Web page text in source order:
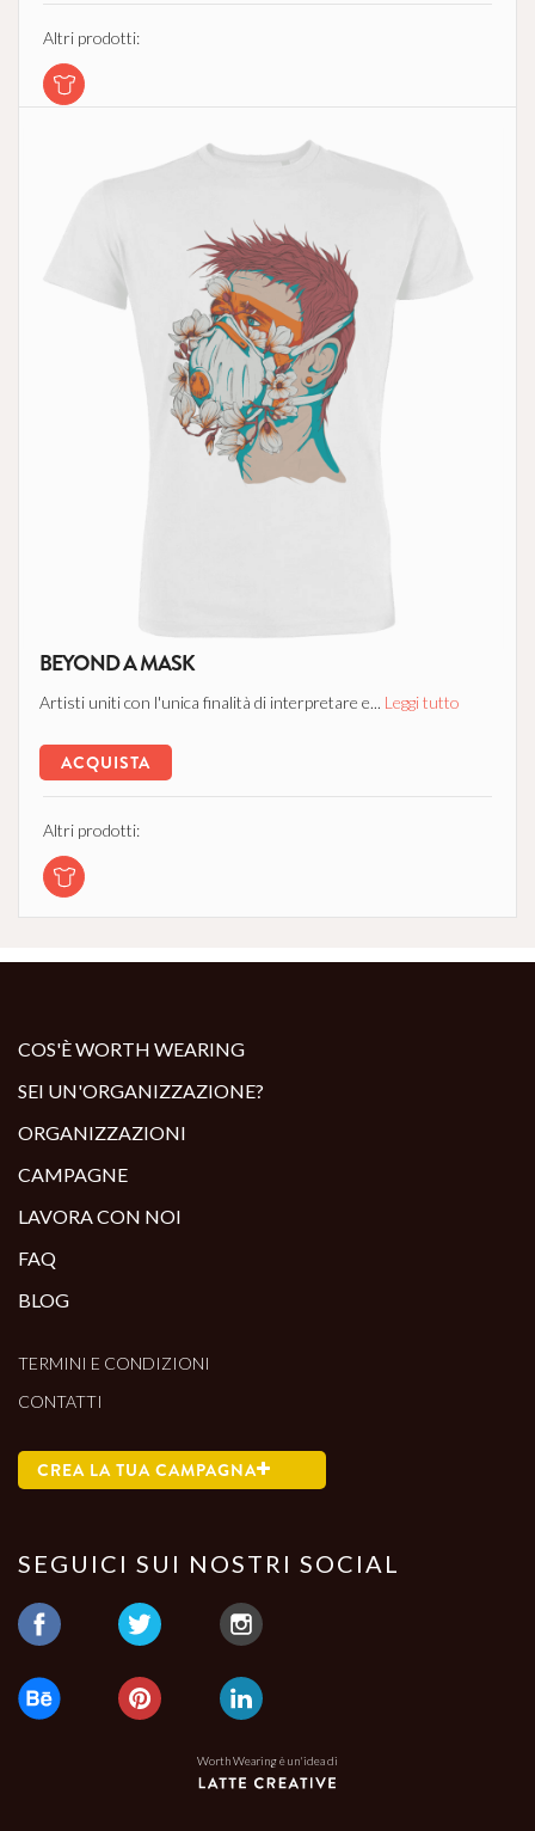
Altri prodotti:
BEYOND A MASK
Artisti uniti con l'unica finalità di interpretare e... Leggi tutto
ACQUISTA
Altri prodotti:
COS'È WORTH WEARING
SEI UN'ORGANIZZAZIONE?
ORGANIZZAZIONI
CAMPAGNE
LAVORA CON NOI
FAQ
BLOG
TERMINI E CONDIZIONI
CONTATTI
CREA LA TUA CAMPAGNA
SEGUICI SUI NOSTRI SOCIAL
Worth Wearing è un'idea di